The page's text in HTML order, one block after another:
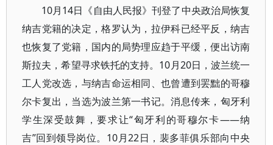
10月14日《自由人民报》刊登了中央政治局恢复
纳吉党籍的决定，格罗认为，拉伊科已经平反，纳吉
也恢复了党籍，国内的局势理应趋于平缓，便出访南
斯拉夫，希望寻求铁托的支持。10月20日，波兰统一
工人党改选，与纳吉命运相同、也曾遭到罢黜的哥穆
尔卡复出，当选为波兰第一书记。消息传来，匈牙利
学生深受鼓舞，要求让“匈牙利的哥穆尔卡——纳
吉”回到领导岗位。10月22日，裴多菲俱乐部向中央